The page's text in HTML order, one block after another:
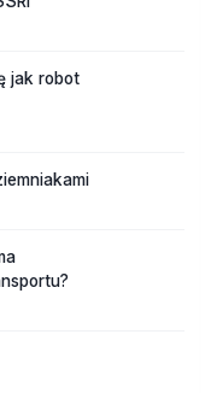
jak robot